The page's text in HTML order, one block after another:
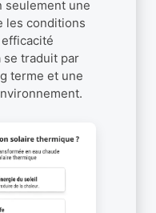
seulement une
les conditions
se traduit par
terme et une